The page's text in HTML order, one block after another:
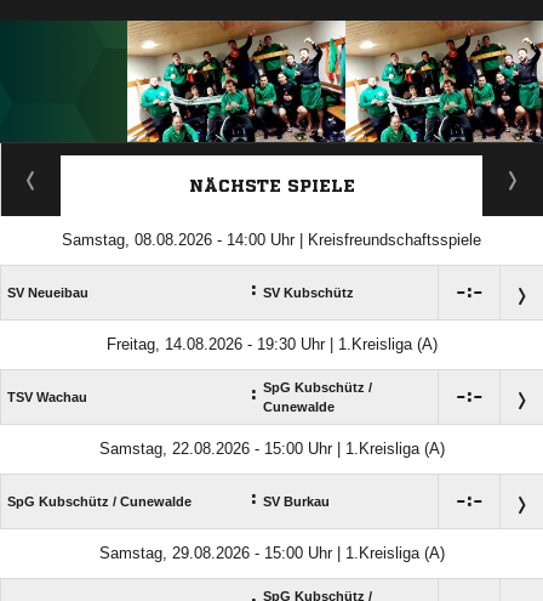
ANZEIGE
NÄCHSTE SPIELE
Samstag, 08.08.2026 - 14:00 Uhr | Kreisfreundschaftsspiele
SV Neueibau : SV Kubschütz :
Freitag, 14.08.2026 - 19:30 Uhr | 1.Kreisliga (A)
TSV Wachau : SpG Kubschütz /​
Cunewalde
:
Samstag, 22.08.2026 - 15:00 Uhr | 1.Kreisliga (A)
SpG Kubschütz /​ Cunewalde : SV Burkau :
Samstag, 29.08.2026 - 15:00 Uhr | 1.Kreisliga (A)
SpG Kubschütz /​